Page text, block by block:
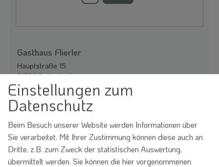
Gasthaus Flierler
Hauptstraße 15
91790 Raitenbuch
09147 945591
Auch an diesem Ort
Einstellungen zum
Datenschutz
Beim Besuch unserer Website werden Informationen über
Sie verarbeitet. Mit Ihrer Zustimmung können diese auch an
Dritte, z.B. zum Zweck der statistischen Auswertung,
übermittelt werden. Sie können die hier vorgenommenen